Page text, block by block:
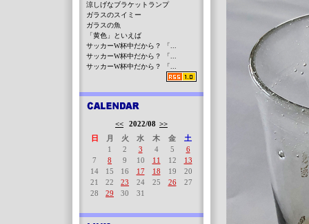
涼しげなブラケットランプ
ガラスのスイミー
ガラスの魚
「黄色」といえば
サッカーW杯中だから？ 「...
サッカーW杯中だから？ 「...
サッカーW杯中だから？ 「...
<< 2022/08 >>
日
月 火 水 木 金
土
1
2 3 4 5
6
7
8 9 10 11 12
13
14
15 16 17 18 19
20
21
22 23 24 25 26
27
28
29 30 31